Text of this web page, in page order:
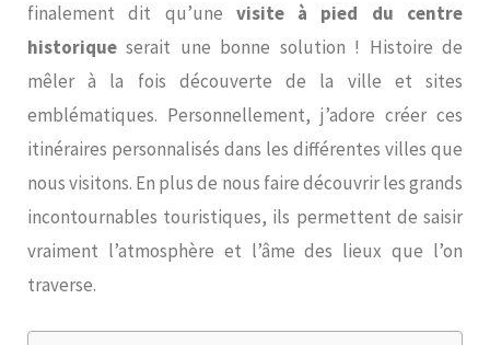
finalement dit qu’une visite à pied du centre
historique serait une bonne solution ! Histoire de
mêler à la fois découverte de la ville et sites
emblématiques. Personnellement, j’adore créer ces
itinéraires personnalisés dans les différentes villes que
nous visitons. En plus de nous faire découvrir les grands
incontournables touristiques, ils permettent de saisir
vraiment l’atmosphère et l’âme des lieux que l’on
traverse.